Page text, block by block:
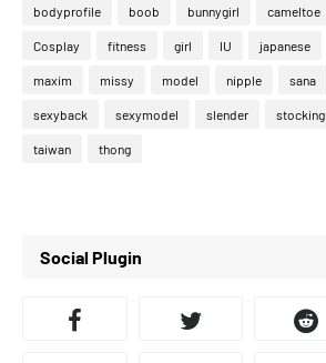
bodyprofile boob bunnygirl cameltoe
Cosplay fitness girl IU japanese
maxim missy model nipple sana
sexyback sexymodel slender stocking
taiwan thong
Social Plugin